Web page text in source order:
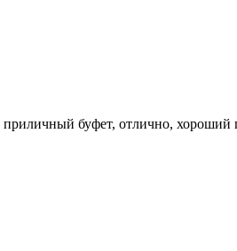
приличный буфет, отлично, хороший